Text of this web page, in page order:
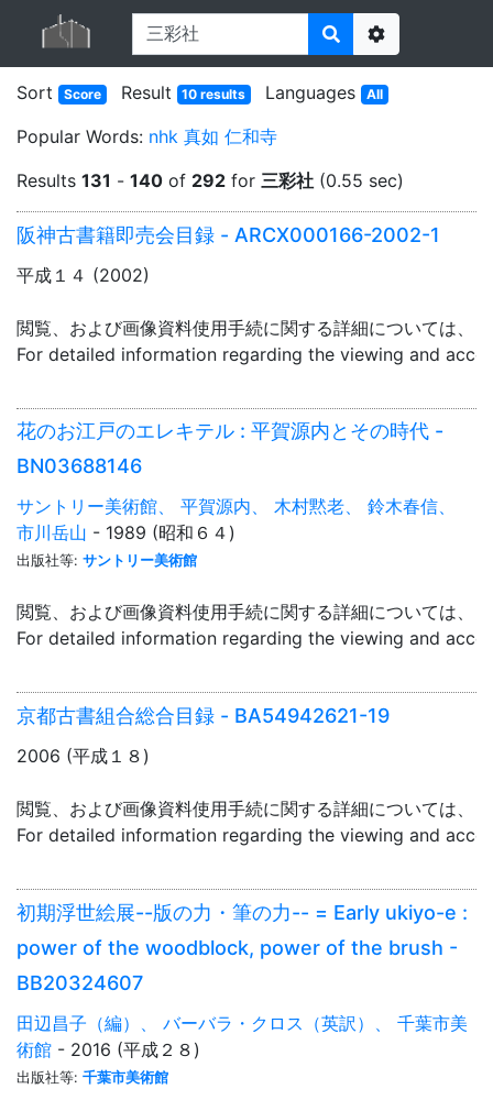
Options
Sort
Score Result 10 results Languages All
Popular Words: nhk 真如 仁和寺
Results 131 - 140 of 292 for 三彩社 (0.55 sec)
阪神古書籍即売会目録 - ARCX000166-2002-1
平成１４ (2002)
閲覧、および画像資料使用手続に関する詳細については、「
For detailed information regarding the viewing and
花のお江戸のエレキテル : 平賀源内とその時代 -
BN03688146
サントリー美術館、 平賀源内、 木村黙老、 鈴木春信、
市川岳山 - 1989 (昭和６４)
出版社等: サントリー美術館
閲覧、および画像資料使用手続に関する詳細については、「
For detailed information regarding the viewing and
京都古書組合総合目録 - BA54942621-19
2006 (平成１８)
閲覧、および画像資料使用手続に関する詳細については、「
For detailed information regarding the viewing and
初期浮世絵展--版の力・筆の力-- = Early ukiyo-e :
power of the woodblock, power of the brush -
BB20324607
田辺昌子（編）、 バーバラ・クロス（英訳）、 千葉市美
術館 - 2016 (平成２８)
出版社等: 千葉市美術館